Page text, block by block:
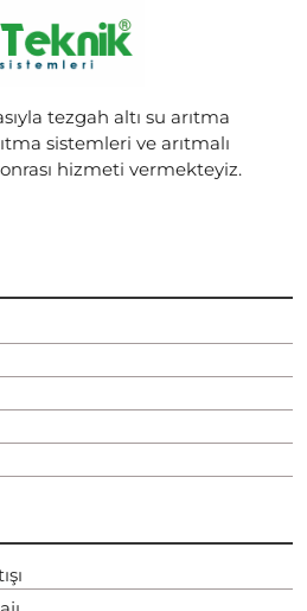
tezgah altı su arıtma
sistemleri ve arıtmalı
hizmeti vermekteyiz.